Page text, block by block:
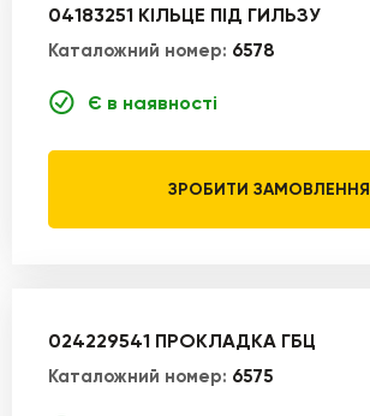
04183251 КІЛЬЦЕ ПІД ГИЛЬЗУ
Каталожний номер: 6578
Є в наявності
ЗРОБИТИ ЗАМОВЛЕННЯ
024229541 ПРОКЛАДКА ГБЦ
Каталожний номер: 6575